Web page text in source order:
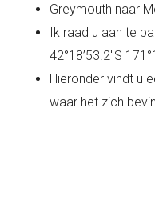
Greymouth naar
Ik raad u aan te
42°18’53.2″S
Hieronder vindt u
waar het zich